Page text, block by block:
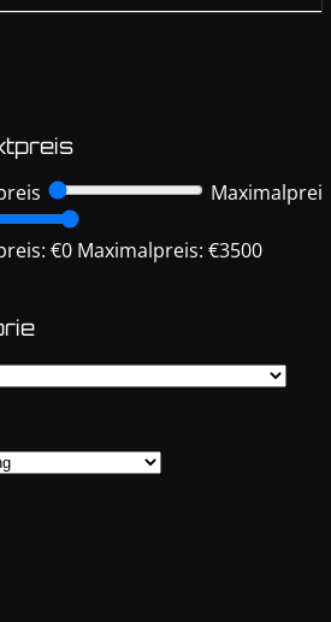
Maximalpreis
€0 Maximalpreis: €3500